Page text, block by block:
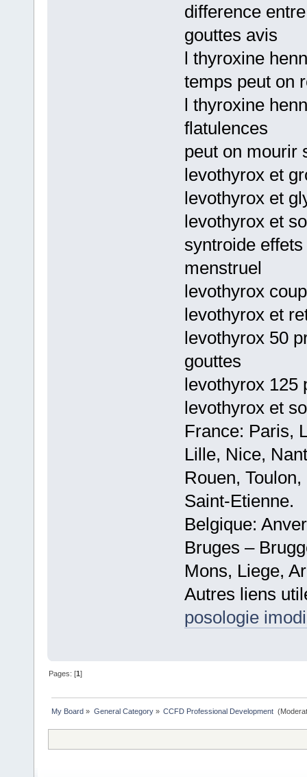
difference
gouttes avis
l thyroxine
temps peut on
l thyroxine
flatulences
peut on mourir
levothyrox et
levothyrox et
levothyrox et
syntroide
menstruel
levothyrox
levothyrox et
levothyrox 50
gouttes
levothyrox 125
levothyrox et
France: Paris,
Lille, Nice,
Rouen,
Saint-Etienne.
Belgique:
Bruges –
Mons, Liege,
Autres liens
posologie
Pages: [1]
My Board » General Category» CCFD Professional Development